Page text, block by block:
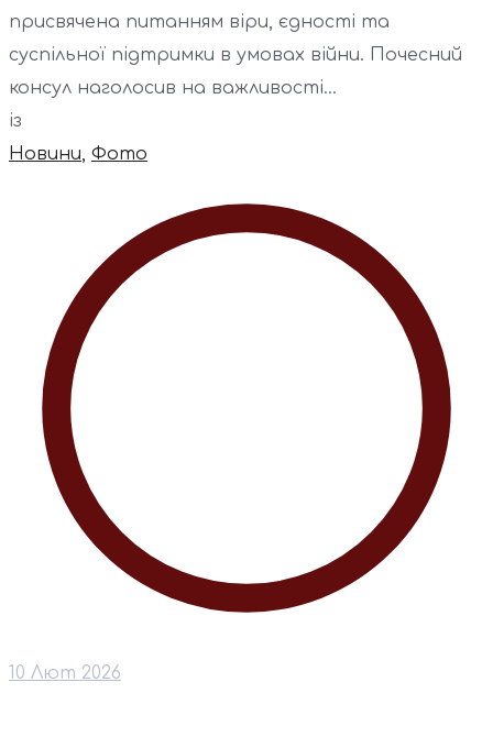
присвячена питанням віри, єдності та
суспільної підтримки в умовах війни. Почесний
консул наголосив на важливості...
із
Новини Фото
10 Лют 2026